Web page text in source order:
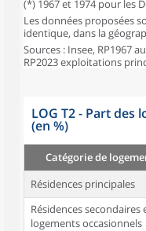
(*) 1967 et 1974 pour les
Les données proposées
identique, dans la
Sources : Insee, RP1967
RP2023 exploitations
LOG T2 - Part des
(en %)
Catégorie de
Résidences principales
Résidences secondaires
logements occasionnels